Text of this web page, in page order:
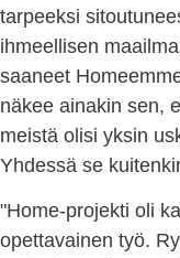
tarpeeksi
ihmeellisen
saaneet
näkee ainakin sen,
meistä olisi yksin
Yhdessä se
"Home-projekti oli
opettavainen työ.